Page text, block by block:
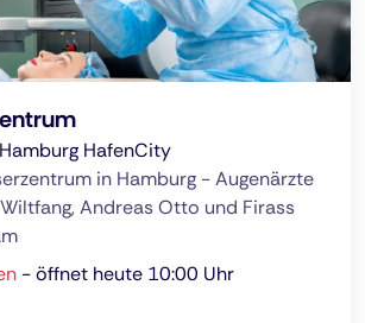
HafenCity
in Hamburg - Augenärzte
Wiltfang, Andreas Otto und Firass
-öffnet heute 10:00 Uhr